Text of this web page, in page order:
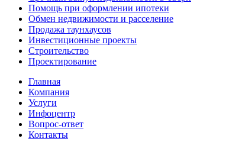
Помощь при оформлении ипотеки
Обмен недвижимости и расселение
Продажа таунхаусов
Инвестиционные проекты
Строительство
Проектирование
Главная
Компания
Услуги
Инфоцентр
Вопрос-ответ
Контакты